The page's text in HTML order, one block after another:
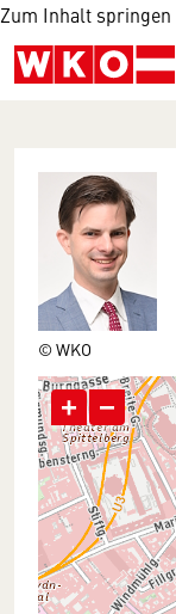
Zum Inhalt springen
© WKO
+ −